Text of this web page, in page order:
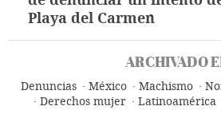
Playa del Carmen
ARCHIVADO
Denuncias México Machismo
Derechos mujer
Latinoamérica